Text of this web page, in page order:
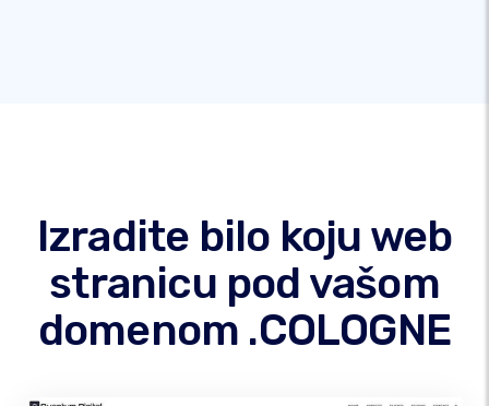
Izradite bilo koju web
stranicu pod vašom
domenom .COLOGNE